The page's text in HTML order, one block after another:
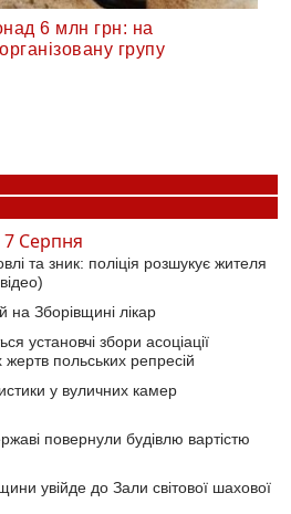
6 млн грн: на
групу
7 Серпня
та зник: поліція розшукує жителя
на Зборівщині лікар
установчі збори асоціації
жертв польських репресій
у вуличних камер
повернули будівлю вартістю
увійде до Зали світової шахової